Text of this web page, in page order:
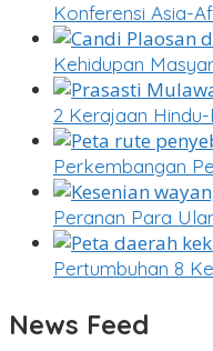
Konferensi Asia-
Kehidupan
2 Kerajaan
Perkembangan
Peranan Para
Pertumbuhan 8
News Feed